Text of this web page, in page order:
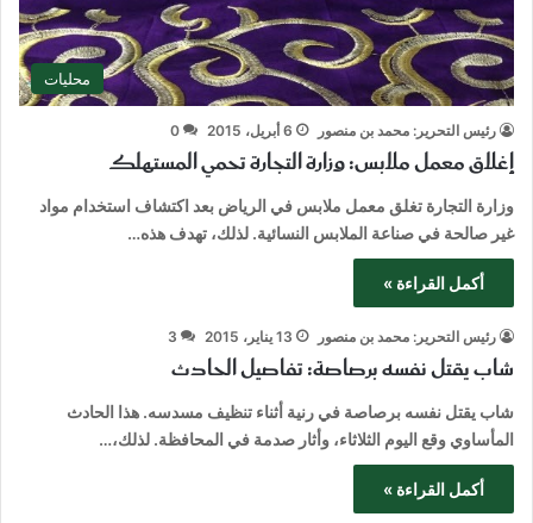
محليات
رئيس التحرير: محمد بن منصور 6 أبريل، 2015 0
إغلاق معمل ملابس: وزارة التجارة تحمي المستهلك
وزارة التجارة تغلق معمل ملابس في الرياض بعد اكتشاف استخدام مواد
غير صالحة في صناعة الملابس النسائية. لذلك، تهدف هذه…
أكمل القراءة »
رئيس التحرير: محمد بن منصور 13 يناير، 2015 3
شاب يقتل نفسه برصاصة: تفاصيل الحادث
شاب يقتل نفسه برصاصة في رنية أثناء تنظيف مسدسه. هذا الحادث
المأساوي وقع اليوم الثلاثاء، وأثار صدمة في المحافظة. لذلك،…
أكمل القراءة »